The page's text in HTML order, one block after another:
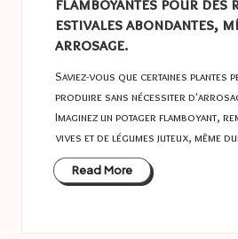
estivales abondantes,
arrosage.
Saviez-vous que certaines plantes
produire sans nécessiter
Imaginez un potager flamboyant,
vives et de légumes juteux, même
Read More